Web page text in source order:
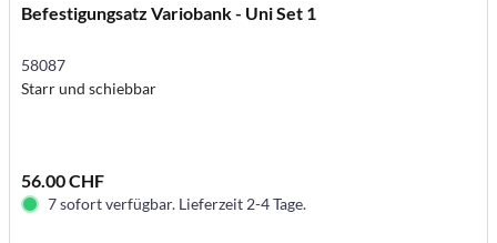
Befestigungsatz Variobank - Uni Set 1
58087
Starr und schiebbar
56.00 CHF
7 sofort verfügbar. Lieferzeit 2-4 Tage.